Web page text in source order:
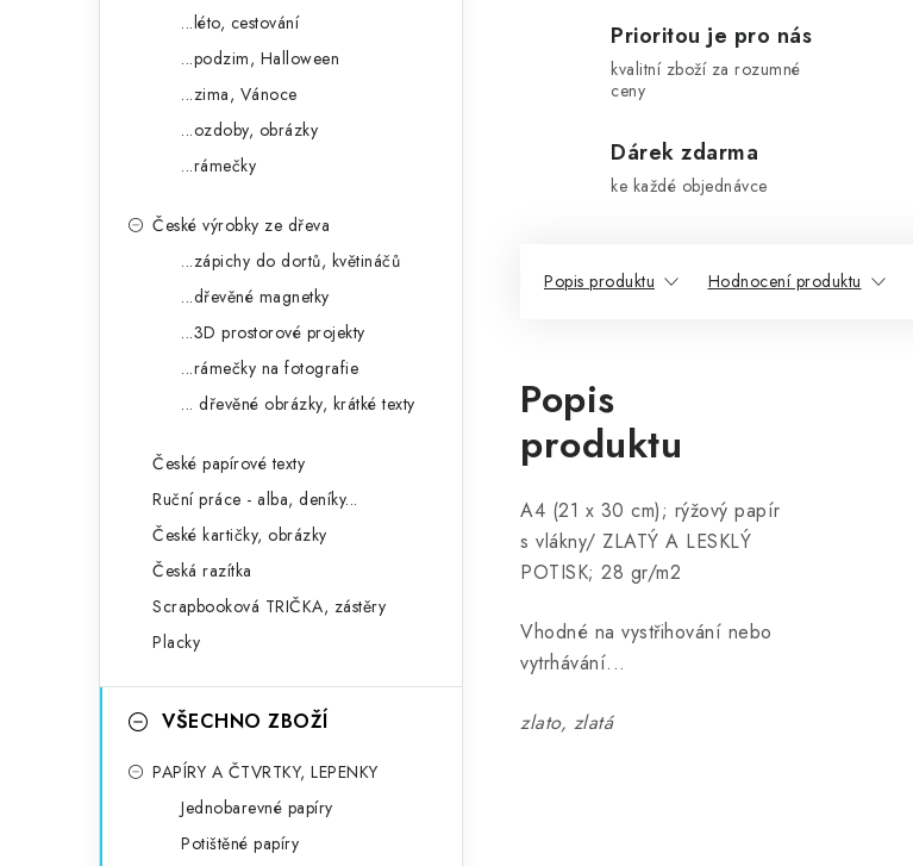
...léto, cestování
...podzim, Halloween
...zima, Vánoce
...ozdoby, obrázky
...rámečky
České výrobky ze dřeva
...zápichy do dortů, květináčů
...dřevěné magnetky
...3D prostorové projekty
...rámečky na fotografie
... dřevěné obrázky, krátké texty
České papírové texty
Ruční práce - alba, deníky...
České kartičky, obrázky
Česká razítka
Scrapbooková TRIČKA, zástěry
Placky
VŠECHNO ZBOŽÍ
PAPÍRY A ČTVRTKY, LEPENKY
Jednobarevné papíry
Potištěné papíry
Prioritou je pro nás
kvalitní zboží za rozumné
ceny
Dárek zdarma
ke každé objednávce
Popis produktu Hodnocení produktu
Popis
produktu
A4 (21 x 30 cm); rýžový papír
s vlákny/ ZLATÝ A LESKLÝ
POTISK; 28 gr/m2
Vhodné na vystřihování nebo
vytrhávání...
zlato, zlatá